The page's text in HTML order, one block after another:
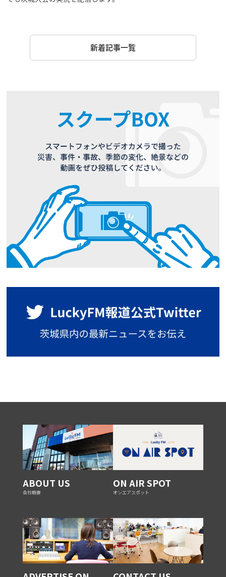
新着記事一覧
ABOUT US
会社概要
ON AIR SPOT
オンエアスポット